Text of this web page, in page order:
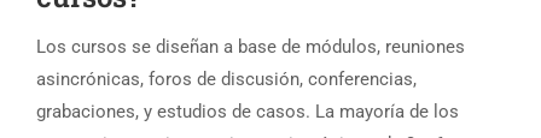
Los cursos se diseñan a base de módulos, reuniones
asincrónicas, foros de discusión, conferencias,
grabaciones, y estudios de casos. La mayoría de los